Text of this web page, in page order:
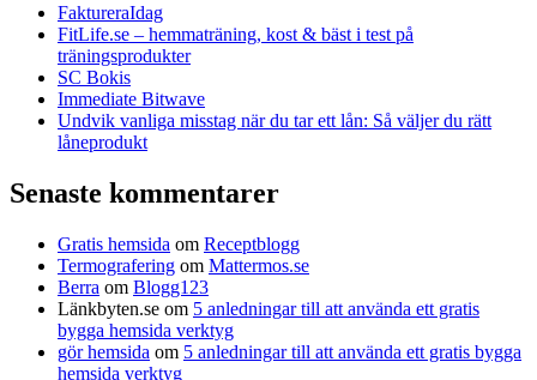
FaktureraIdag
FitLife.se – hemmaträning, kost & bäst i test på
träningsprodukter
SC Bokis
Immediate Bitwave
Undvik vanliga misstag när du tar ett lån: Så väljer du rätt
låneprodukt
Senaste kommentarer
Gratis hemsida om Receptblogg
Termografering om Mattermos.se
Berra om Blogg123
Länkbyten.se om 5 anledningar till att använda ett gratis
bygga hemsida verktyg
gör hemsida om 5 anledningar till att använda ett gratis bygga
hemsida verktyg